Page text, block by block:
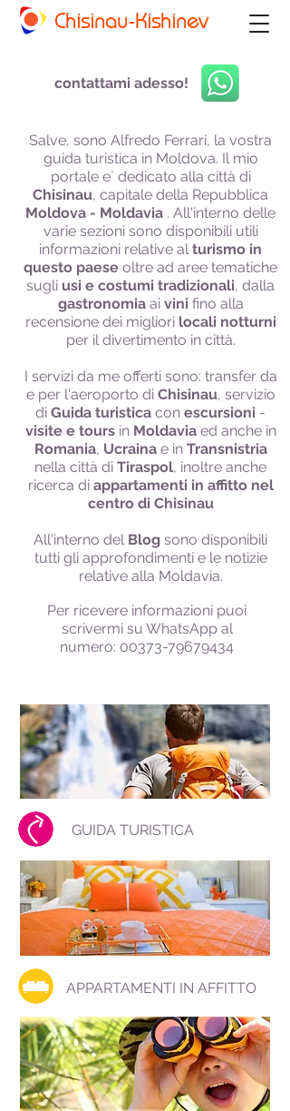
Chisinau-Kishinev
contattami adesso!
Salve, sono Alfredo Ferrari, la vostra
guida turistica in Moldova. Il mio
portale e` dedicato alla città di
Chisinau, capitale della Repubblica
Moldova - Moldavia . All'interno delle
varie sezioni sono disponibili utili
informazioni relative alturismo in
questo paese oltre ad aree tematiche
sugli usi e costumi tradizionali, dalla
gastronomiaai vini fino alla
recensione dei migliori locali notturni
per il divertimento in città.
I servizi da me offerti sono: transfer da
e per l'aeroporto di Chisinau, servizio
di Guida turistica con escursioni -
visite e toursin Moldaviaed anche in
Romania, Ucrainae in Transnistria
nella città di Tiraspol, inoltre anche
ricerca diappartamenti in affitto nel
centro di Chisinau
All'interno del Blog sono disponibili
tutti gli approfondimenti e le notizie
relative alla Moldavia.
Per ricevere informazioni puoi
scrivermi su WhatsApp al
numero: 00373-79679434
GUIDA TURISTICA
APPARTAMENTI IN AFFITTO